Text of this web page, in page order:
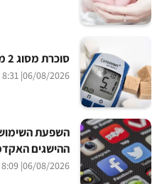
סוכרת מסוג 2 מחמירה את תסמיני גיל המעבר
06/08/2026
| 8:31 am
השפעת
ההישגים
06/08/2026
| 8:09 am